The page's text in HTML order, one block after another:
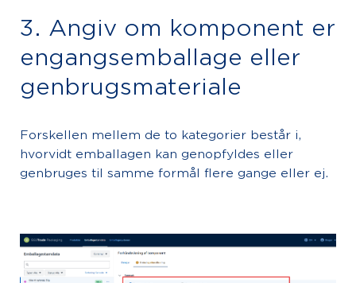
3. Angiv om komponent er
engangsemballage eller
genbrugsmateriale
Forskellen mellem de to kategorier består i,
hvorvidt emballagen kan genopfyldes eller
genbruges til samme formål flere gange eller ej.